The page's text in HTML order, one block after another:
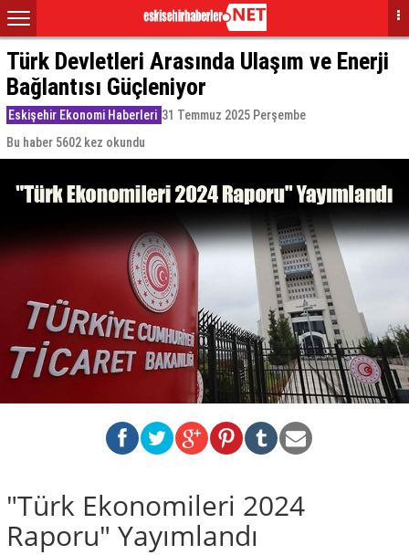
Türk Devletleri Arasında Ulaşım ve Enerji
Bağlantısı Güçleniyor
Eskişehir Ekonomi Haberleri 31 Temmuz 2025 Perşembe
Bu haber 5602 kez okundu
"Türk Ekonomileri 2024
Raporu" Yayımlandı